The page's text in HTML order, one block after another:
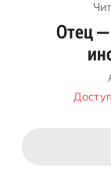
Отец —